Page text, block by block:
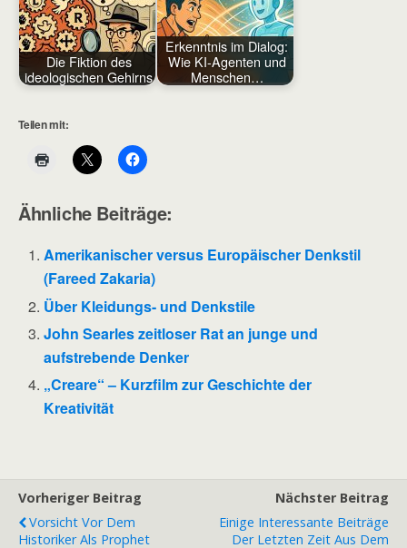
Die Fiktion des
ideologischen Gehirns
Erkenntnis im Dialog:
Wie KI-Agenten und
Menschen…
Teilen mit:
Ähnliche Beiträge:
Amerikanischer versus Europäischer Denkstil
(Fareed Zakaria)
Über Kleidungs- und Denkstile
John Searles zeitloser Rat an junge und
aufstrebende Denker
„Creare“ – Kurzfilm zur Geschichte der
Kreativität
Vorheriger Beitrag
Vorsicht Vor Dem
Historiker Als Prophet
Nächster Beitrag
Einige Interessante Beiträge
Der Letzten Zeit Aus Dem